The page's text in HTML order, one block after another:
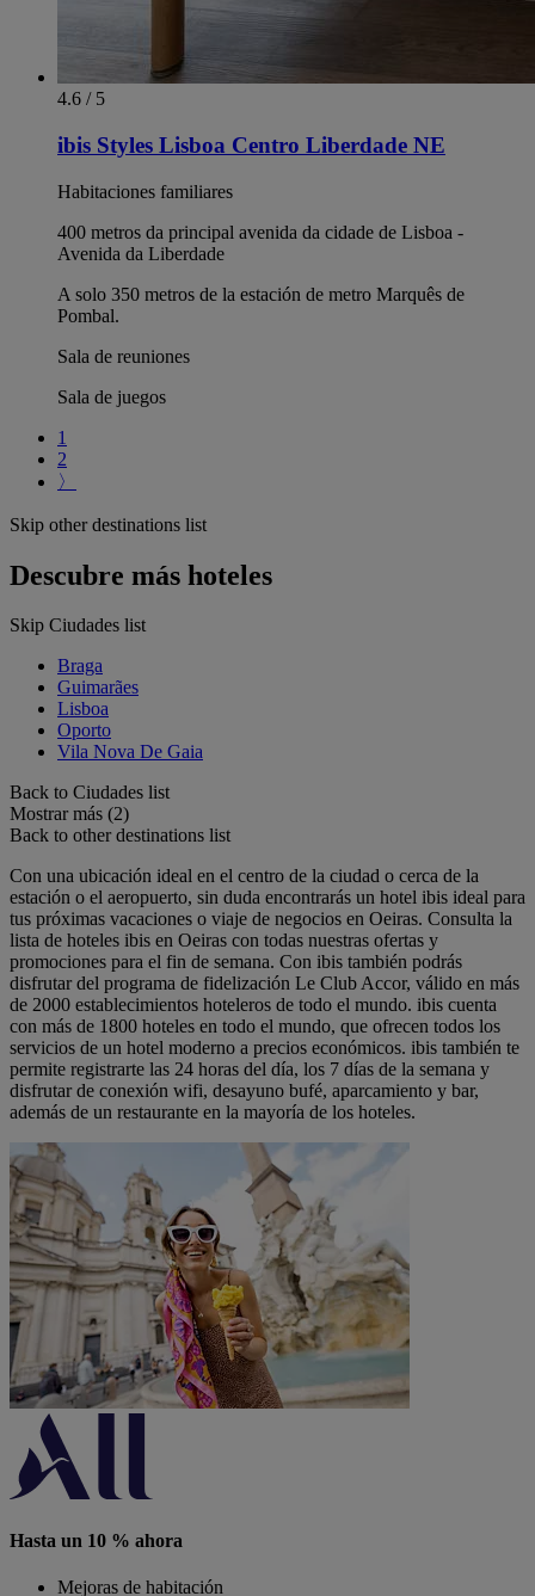
4.6 / 5
ibis Styles Lisboa Centro Liberdade NE
Habitaciones familiares
400 metros da principal avenida da cidade de Lisboa -
Avenida da Liberdade
A solo 350 metros de la estación de metro Marquês de
Pombal.
Sala de reuniones
Sala de juegos
1
2
〉
Skip other destinations list
Descubre más hoteles
Skip Ciudades list
Braga
Guimarães
Lisboa
Oporto
Vila Nova De Gaia
Back to Ciudades list
Mostrar más (2)
Back to other destinations list
Con una ubicación ideal en el centro de la ciudad o cerca de la
estación o el aeropuerto, sin duda encontrarás un hotel ibis ideal para
tus próximas vacaciones o viaje de negocios en Oeiras. Consulta la
lista de hoteles ibis en Oeiras con todas nuestras ofertas y
promociones para el fin de semana. Con ibis también podrás
disfrutar del programa de fidelización Le Club Accor, válido en más
de 2000 establecimientos hoteleros de todo el mundo. ibis cuenta
con más de 1800 hoteles en todo el mundo, que ofrecen todos los
servicios de un hotel moderno a precios económicos. ibis también te
permite registrarte las 24 horas del día, los 7 días de la semana y
disfrutar de conexión wifi, desayuno bufé, aparcamiento y bar,
además de un restaurante en la mayoría de los hoteles.
Hasta un 10 % ahora
Mejoras de habitación